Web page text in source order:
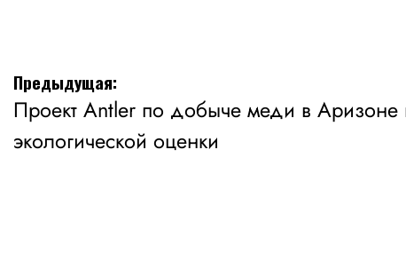
Навигация
по
записям
Предыдущая:
Проект Antler по добыче меди в Аризоне
экологической оценки